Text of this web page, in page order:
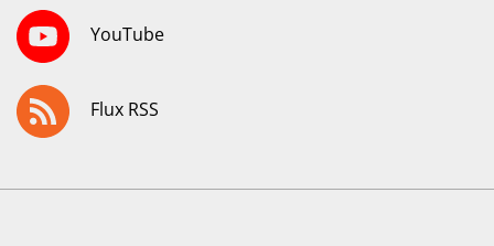
YouTube
Flux RSS